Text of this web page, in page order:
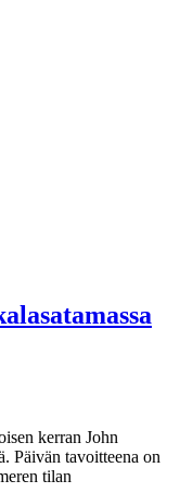
kerran John
Päivän tavoitteena on
tilan